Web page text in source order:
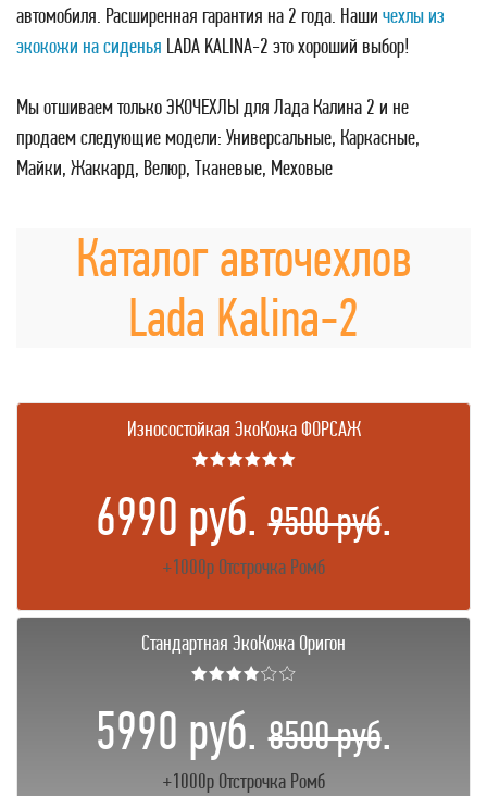
автомобиля. Расширенная гарантия на 2 года. Наши чехлы из
экокожи на сиденья LADA KALINA-2 это хороший выбор!
Мы отшиваем только ЭКОЧЕХЛЫ для Лада Калина 2 и не
продаем следующие модели: Универсальные, Каркасные,
Майки, Жаккард, Велюр, Тканевые, Меховые
Каталог авточехлов
Lada Kalina-2
Износостойкая ЭкоКожа ФОРСАЖ
★★★★★★
6990 руб.9500 руб.
+1000р Отстрочка Ромб
Стандартная ЭкоКожа Оригон
★★★★☆☆
5990 руб.8500 руб.
+1000р Отстрочка Ромб